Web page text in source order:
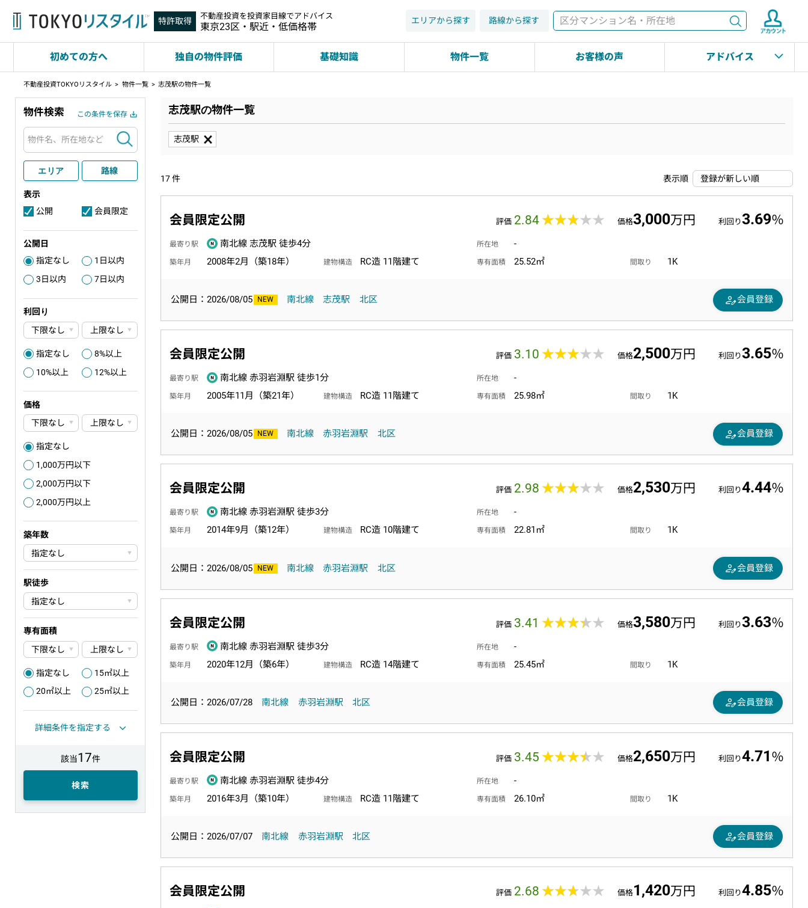
特許取得 不動産投資を投資家目線でアドバイス
東京23区・駅近・低価格帯
検索
エリアから探す 路線から探す
初めての方へ 独自の物件評価 基礎知識 物件一覧 お客様の声 アドバイス
不動産投資TOKYOリスタイル 物件一覧 志茂駅の物件一覧
物件検索 この条件を保存
検索
エリア 路線
表示
3
公開 4 会員限定
公開日
指定なし
2 1日以内
3 3日以内 4 7日以内
利回り
0 指定なし 3 8%以上
4 10%以上 5 12%以上
価格
0 指定なし
3 1,000万円以下
6 2,000万円以下
6 2,000万円以上
築年数
駅徒歩
専有面積
1 指定なし 2 15㎡以上
3 20㎡以上 4 25㎡以上
詳細条件を指定する
該当17件
検索
志茂駅の物件一覧
志茂駅
17件 表示順
会員限定公開 評価 2.84 ★★★★★
★★★★★ 価格3,000万円 利回り3.69％
最寄り駅 南北線 志茂駅 徒歩4分 所在地 -
築年月 2008年2月（築18年） 建物構造 RC造 11階建て 専有面積 25.52㎡ 間取り 1K
公開日：2026/08/05 南北線 志茂駅 北区 person_edit会員登録
会員限定公開 評価 3.10 ★★★★★
★★★★★ 価格2,500万円 利回り3.65％
最寄り駅 南北線 赤羽岩淵駅 徒歩1分 所在地 -
築年月 2005年11月（築21年） 建物構造 RC造 11階建て 専有面積 25.98㎡ 間取り 1K
公開日：2026/08/05 南北線 赤羽岩淵駅 北区 person_edit会員登録
会員限定公開 評価 2.98 ★★★★★
★★★★★ 価格2,530万円 利回り4.44％
最寄り駅 南北線 赤羽岩淵駅 徒歩3分 所在地 -
築年月 2014年9月（築12年） 建物構造 RC造 10階建て 専有面積 22.81㎡ 間取り 1K
公開日：2026/08/05 南北線 赤羽岩淵駅 北区 person_edit会員登録
会員限定公開 評価 3.41 ★★★★★
★★★★★ 価格3,580万円 利回り3.63％
最寄り駅 南北線 赤羽岩淵駅 徒歩3分 所在地 -
築年月 2020年12月（築6年） 建物構造 RC造 14階建て 専有面積 25.45㎡ 間取り 1K
公開日：2026/07/28 南北線 赤羽岩淵駅 北区 person_edit会員登録
会員限定公開 評価 3.45 ★★★★★
★★★★★ 価格2,650万円 利回り4.71 ％
最寄り駅 南北線 赤羽岩淵駅 徒歩4分 所在地 -
築年月 2016年3月（築10年） 建物構造 RC造 11階建て 専有面積 26.10㎡ 間取り 1K
公開日：2026/07/07 南北線 赤羽岩淵駅 北区 person_edit会員登録
会員限定公開 評価 2.68 ★★★★★
★★★★★ 価格1,420万円 利回り4.85％